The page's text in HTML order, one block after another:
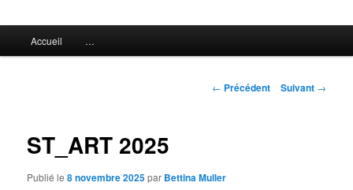
principal
Accueil …
Navigation
← Précédent Suivant →
ST_ART 2025
Publié le8 novembre 2025par Bettina Muller